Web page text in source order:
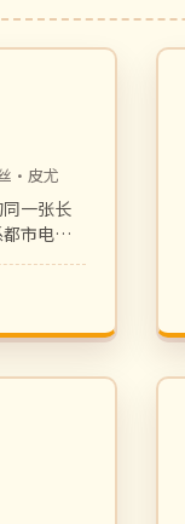
·皮尤
一张长
市电
96 分钟